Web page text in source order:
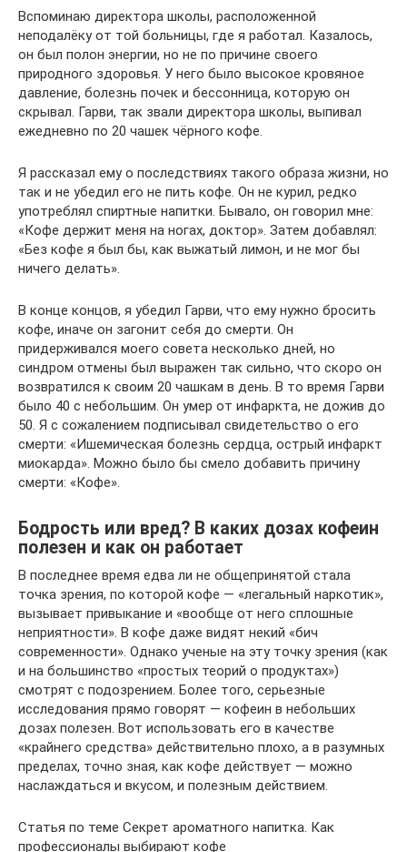
Вспоминаю директора школы, расположенной
неподалёку от той больницы, где я работал. Казалось,
он был полон энергии, но не по причине своего
природного здоровья. У него было высокое кровяное
давление, болезнь почек и бессонница, которую он
скрывал. Гарви, так звали директора школы, выпивал
ежедневно по 20 чашек чёрного кофе.
Я рассказал ему о последствиях такого образа жизни, но
так и не убедил его не пить кофе. Он не курил, редко
употреблял спиртные напитки. Бывало, он говорил мне:
«Кофе держит меня на ногах, доктор». Затем добавлял:
«Без кофе я был бы, как выжатый лимон, и не мог бы
ничего делать».
В конце концов, я убедил Гарви, что ему нужно бросить
кофе, иначе он загонит себя до смерти. Он
придерживался моего совета несколько дней, но
синдром отмены был выражен так сильно, что скоро он
возвратился к своим 20 чашкам в день. В то время Гарви
было 40 с небольшим. Он умер от инфаркта, не дожив до
50. Я с сожалением подписывал свидетельство о его
смерти: «Ишемическая болезнь сердца, острый инфаркт
миокарда». Можно было бы смело добавить причину
смерти: «Кофе».
Бодрость или вред? В каких дозах кофеин
полезен и как он работает
В последнее время едва ли не общепринятой стала
точка зрения, по которой кофе — «легальный наркотик»,
вызывает привыкание и «вообще от него сплошные
неприятности». В кофе даже видят некий «бич
современности». Однако ученые на эту точку зрения (как
и на большинство «простых теорий о продуктах»)
смотрят с подозрением. Более того, серьезные
исследования прямо говорят — кофеин в небольших
дозах полезен. Вот использовать его в качестве
«крайнего средства» действительно плохо, а в разумных
пределах, точно зная, как кофе действует — можно
наслаждаться и вкусом, и полезным действием.
Статья по теме Секрет ароматного напитка. Как
профессионалы выбирают кофе